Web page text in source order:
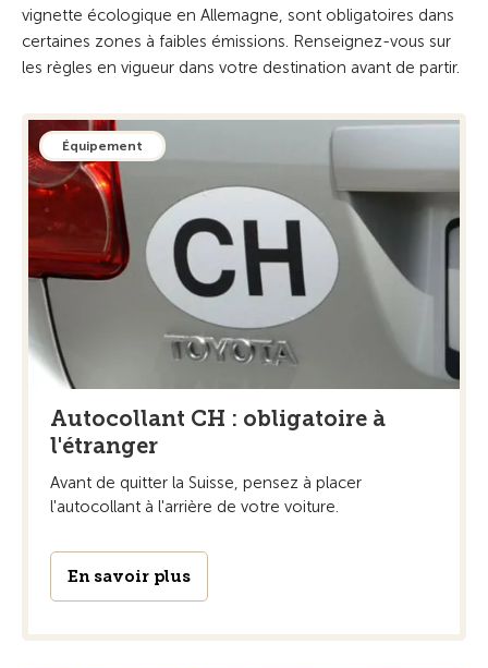
vignette écologique en Allemagne, sont obligatoires dans
certaines zones à faibles émissions. Renseignez-vous sur
les règles en vigueur dans votre destination avant de partir.
Équipement
Autocollant CH : obligatoire à
l'étranger
Avant de quitter la Suisse, pensez à placer
l'autocollant à l'arrière de votre voiture.
En savoir plus